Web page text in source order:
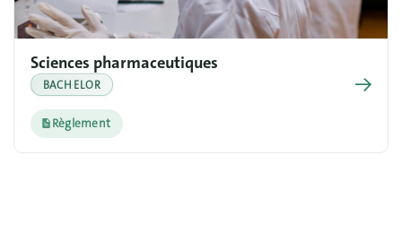
Sciences pharmaceutiques
BACHELOR →
Règlement